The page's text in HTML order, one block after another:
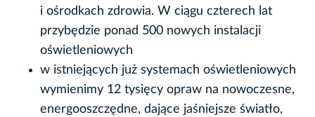
i ośrodkach zdrowia. W ciągu czterech lat
przybędzie ponad 500 nowych instalacji
oświetleniowych
w istniejących już systemach oświetleniowych
wymienimy 12 tysięcy opraw na nowoczesne,
energooszczędne, dające jaśniejsze światło,